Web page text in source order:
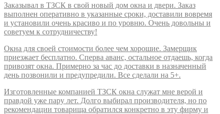
Заказывал в ТЗСК в свой новый дом окна и двери. Заказ
выполнен оперативно в указанные сроки, доставили вовремя
и установили очень красиво и по уровню. Очень довольны и
советуем к сотрудничеству!
Окна для своей стоимости более чем хорошие. Замерщик
приезжает бесплатно. Сперва аванс, остальное отдаешь, когда
привозят окна. Примерно за час до доставки в назначенный
день позвонили и предупредили. Все сделали на 5+.
Изготовленные компанией ТЗСК окна служат мне верой и
правдой уже пару лет. Долго выбирал производителя, но по
рекомендации товарища обратился конкретно в эту фирму и